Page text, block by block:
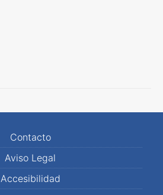
Contacto
Aviso Legal
Accesibilidad